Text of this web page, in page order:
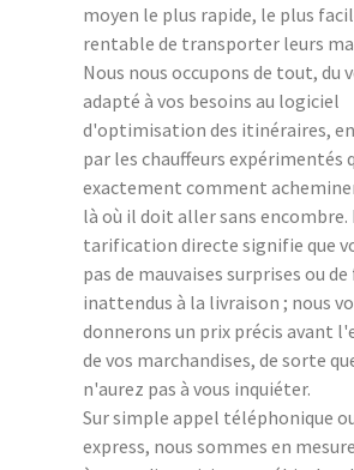
moyen le plus rapide, le plus
rentable de transporter leurs
Nous nous occupons de tout, du
adapté à vos besoins au logiciel
d'optimisation des itinéraires,
par les chauffeurs expérimentés
exactement comment
là où il doit aller sans
tarification directe signifie que
pas de mauvaises surprises ou
inattendus à la livraison ; nous
donnerons un prix précis avant
de vos marchandises, de sorte
n'aurez pas à vous inquiéter.
Sur simple appel téléphonique
express, nous sommes en